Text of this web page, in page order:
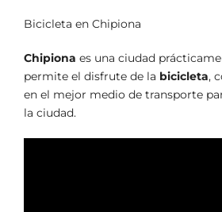
imagen
grande
Bicicleta en Chipiona
Chipiona es una ciudad
permite el disfrute de la bicicleta,
en el mejor medio de transporte
la ciudad.